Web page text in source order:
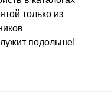
только из
подольше!